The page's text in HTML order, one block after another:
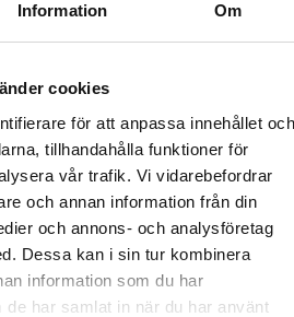
Information Om
cookies
för att anpassa innehållet och
tillhandahålla funktioner för
vår trafik. Vi vidarebefordrar
och annan information från din
och annons- och analysföretag
Dessa kan i sin tur kombinera
information som du har
de har samlat in när du har använt
information
Meter,1,5 Meter,1 Meter,2